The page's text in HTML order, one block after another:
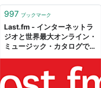
997 ブックマーク
Last.fm - インターネットラ
ジオと世界最大オンライン・
ミュージック・カタログでを